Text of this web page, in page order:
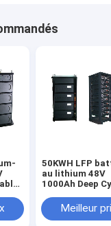
50KWH LFP
au lithium 48V
1000Ah Deep
d'énergie de
Meilleur